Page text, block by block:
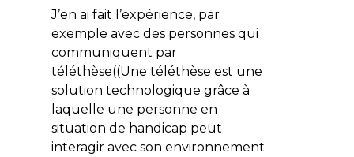
J’en ai fait l’expérience, par
exemple avec des personnes qui
communiquent par
téléthèse((Une téléthèse est une
solution technologique grâce à
laquelle une personne en
situation de handicap peut
interagir avec son environnement